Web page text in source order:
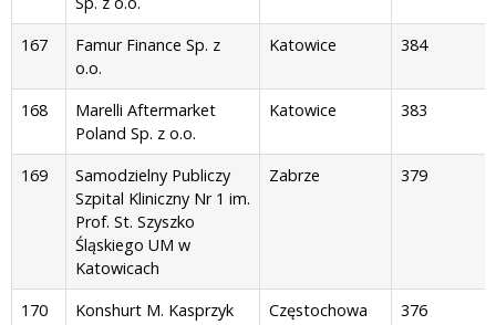
167
Famur Finance Sp. z
o.o.
Katowice 384
168
Marelli Aftermarket
Poland Sp. z o.o.
Katowice 383
169
Samodzielny Publiczy
Szpital Kliniczny Nr 1 im.
Prof. St. Szyszko
Śląskiego UM w
Katowicach
Zabrze 379
170
Konshurt M. Kasprzyk
Częstochowa 376